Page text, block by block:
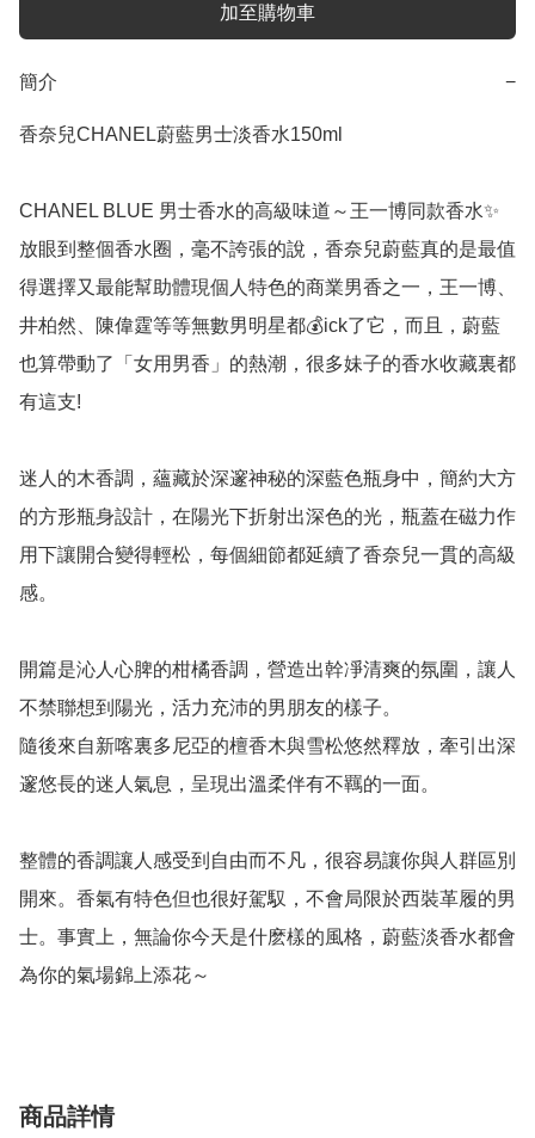
加至購物車
簡介 −
香奈兒CHANEL蔚藍男士淡香水150ml
CHANEL BLUE 男士香水的高級味道～王一博同款香水✨
放眼到整個香水圈，毫不誇張的說，香奈兒蔚藍真的是最值
得選擇又最能幫助體現個人特色的商業男香之一，王一博、
井柏然、陳偉霆等等無數男明星都💰ick了它，而且，蔚藍
也算帶動了「女用男香」的熱潮，很多妹子的香水收藏裏都
有這支!
迷人的木香調，蘊藏於深邃神秘的深藍色瓶身中，簡約大方
的方形瓶身設計，在陽光下折射出深色的光，瓶蓋在磁力作
用下讓開合變得輕松，每個細節都延續了香奈兒一貫的高級
感。
開篇是沁人心脾的柑橘香調，營造出幹凈清爽的氛圍，讓人
不禁聯想到陽光，活力充沛的男朋友的樣子。
隨後來自新喀裏多尼亞的檀香木與雪松悠然釋放，牽引出深
邃悠長的迷人氣息，呈現出溫柔伴有不羈的一面。
整體的香調讓人感受到自由而不凡，很容易讓你與人群區別
開來。香氣有特色但也很好駕馭，不會局限於西裝革履的男
士。事實上，無論你今天是什麽樣的風格，蔚藍淡香水都會
商品詳情